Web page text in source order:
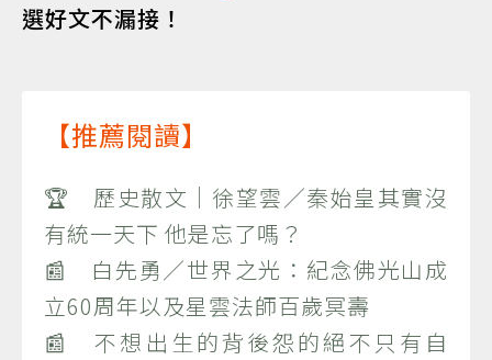
選好文不漏接！
【推薦閱讀】
🏆 歷史散文｜徐望雲／秦始皇其實沒
有統一天下 他是忘了嗎？
📰 白先勇／世界之光：紀念佛光山成
立60周年以及星雲法師百歲冥壽
📰 不想出生的背後怨的絕不只有自